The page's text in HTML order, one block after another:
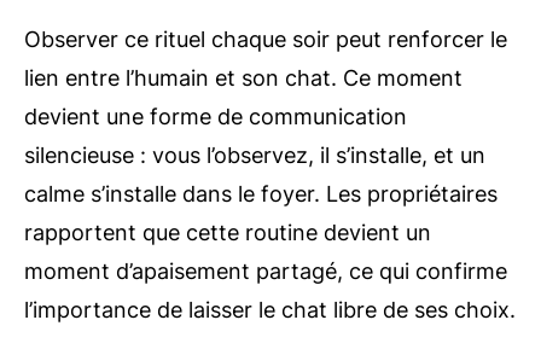
Observer ce rituel chaque soir peut renforcer le
lien entre l’humain et son chat. Ce moment
devient une forme de communication
silencieuse : vous l’observez, il s’installe, et un
calme s’installe dans le foyer. Les propriétaires
rapportent que cette routine devient un
moment d’apaisement partagé, ce qui confirme
l’importance de laisser le chat libre de ses choix.